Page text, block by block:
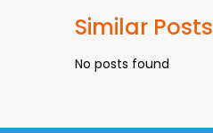
Similar Posts
No posts found